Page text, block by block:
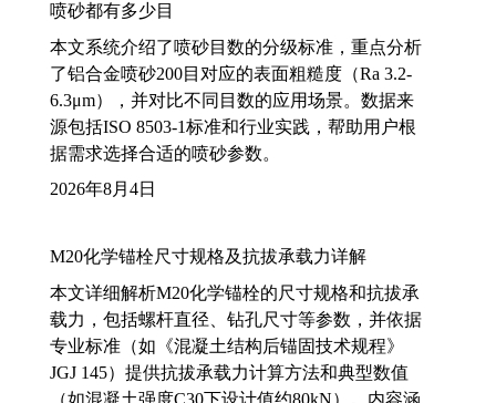
喷砂都有多少目
本文系统介绍了喷砂目数的分级标准，重点分析
了铝合金喷砂200目对应的表面粗糙度（Ra 3.2-
6.3μm），并对比不同目数的应用场景。数据来
源包括ISO 8503-1标准和行业实践，帮助用户根
据需求选择合适的喷砂参数。
2026年8月4日
M20化学锚栓尺寸规格及抗拔承载力详解
本文详细解析M20化学锚栓的尺寸规格和抗拔承
载力，包括螺杆直径、钻孔尺寸等参数，并依据
专业标准（如《混凝土结构后锚固技术规程》
JGJ 145）提供抗拔承载力计算方法和典型数值
（如混凝土强度C30下设计值约80kN）。内容涵